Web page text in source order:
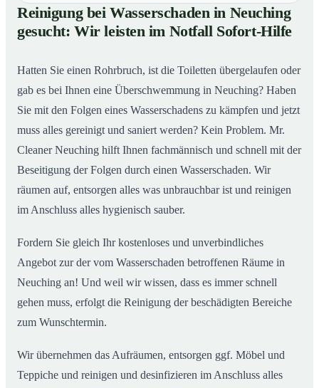
01Reinigung bei Wasserschaden in Neuching gesucht:
Wir leisten im Notfall Sofort-Hilfe
Reinigung bei Wasserschaden in Neuching
gesucht: Wir leisten im Notfall Sofort-Hilfe
Hatten Sie einen Rohrbruch, ist die Toiletten übergelaufen oder
gab es bei Ihnen eine Überschwemmung in Neuching? Haben
Sie mit den Folgen eines Wasserschadens zu kämpfen und jetzt
muss alles gereinigt und saniert werden? Kein Problem. Mr.
Cleaner Neuching hilft Ihnen fachmännisch und schnell mit der
Beseitigung der Folgen durch einen Wasserschaden. Wir
räumen auf, entsorgen alles was unbrauchbar ist und reinigen
im Anschluss alles hygienisch sauber.
Fordern Sie gleich Ihr kostenloses und unverbindliches
Angebot zur der vom Wasserschaden betroffenen Räume in
Neuching an! Und weil wir wissen, dass es immer schnell
gehen muss, erfolgt die Reinigung der beschädigten Bereiche
zum Wunschtermin.
Wir übernehmen das Aufräumen, entsorgen ggf. Möbel und
Teppiche und reinigen und desinfizieren im Anschluss alles